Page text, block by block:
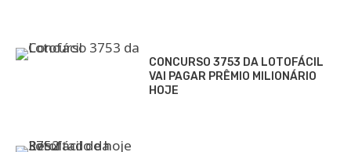
CONCURSO 3753 DA LOTOFÁCIL
VAI PAGAR PRÊMIO MILIONÁRIO
HOJE